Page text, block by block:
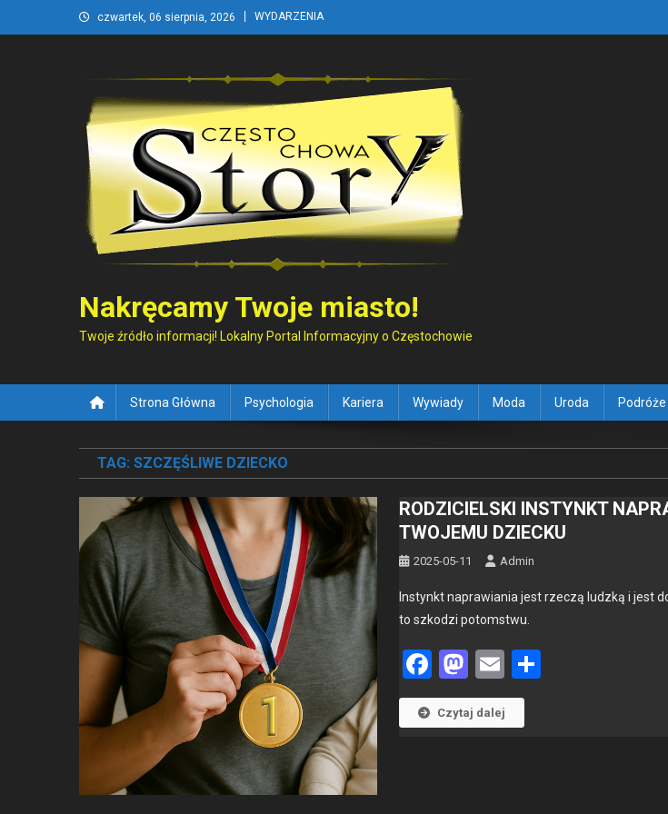
to
czwartek, 06 sierpnia, 2026 WYDARZENIA
Nakręcamy Twoje miasto!
Twoje źródło informacji! Lokalny Portal Informacyjny o Częstochowie
Strona Główna Psychologia Kariera Wywiady Moda Uroda Podróże
TAG: SZCZĘŚLIWE DZIECKO
RODZICIELSKI INSTYNKT
TWOJEMU DZIECKU
2025-05-11 Admin
Instynkt napraw­ia­nia jest rzeczą ludzką i jest
to szkodzi potomst­wu.
Facebook
Mastodon
Email
Czytaj dalej